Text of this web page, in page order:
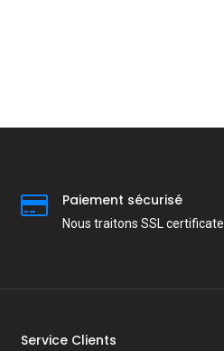
Paiement sécurisé
Nous traitons SSL сertificate
Service Clients